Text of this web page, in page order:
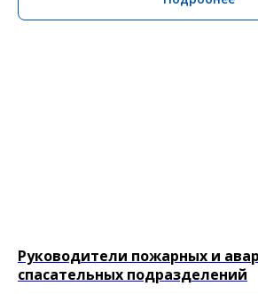
Руководители пожарных и
спасательных подразделений